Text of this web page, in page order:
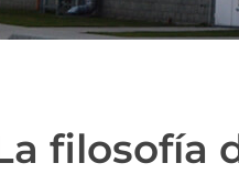
filosofía